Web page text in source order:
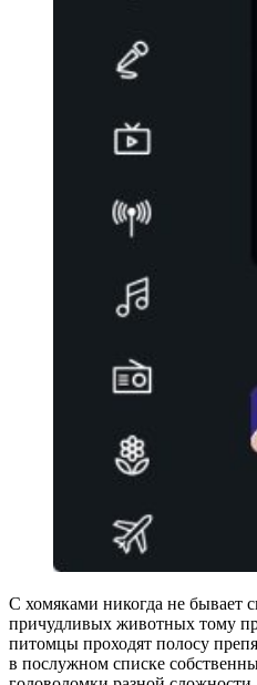
С хомяками никогда не бывает
причудливых животных тому
питомцы проходят полосу
в послужном списке